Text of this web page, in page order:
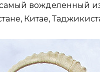
самый вожделенный
Китае,